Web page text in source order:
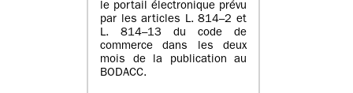
le portail électronique prévu
par les articles L. 814–2 et
L. 814–13 du code de
commerce dans les deux
mois de la publication au
BODACC.